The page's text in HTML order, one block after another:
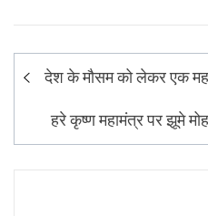
Postदेश के मौसम को लेकर एक
हरे कृष्ण महामंत्र पर झूमे